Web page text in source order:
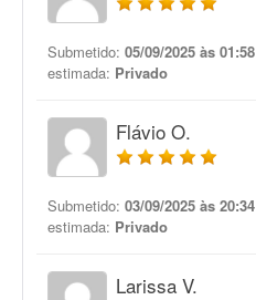
Submetido: 05/09/2025 às 01:58
estimada: Privado
Flávio O.
Submetido: 03/09/2025 às 20:34
estimada: Privado
Larissa V.